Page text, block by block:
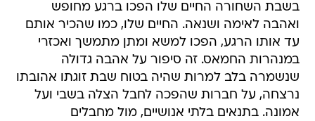
בשבת השחורה החיים שלו הפכו ברגע מחופש
ואהבה לאימה ושנאה. החיים שלו, כמו שהכיר אותם
עד אותו הרגע, הפכו למשא ומתן מתמשך ואכזרי
במנהרות החמאס. זה סיפור על אהבה גדולה
שנשמרה בלב למרות שהיה בטוח שבת זוגתו אהובתו
נרצחה, על חברות שהפכה לחבל הצלה בשבי ועל
אמונה. בתנאים בלתי אנושיים, מול מחבלים